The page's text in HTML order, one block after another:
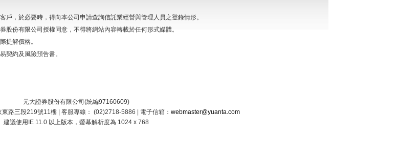
，於必要時，得向本公司申請查詢信託業經營與管理人員之登錄情形。
份有限公司授權同意，不得將網站內容轉載於任何形式媒體。
提解價格。
契約及風險預告書。
元大證券股份有限公司(統編97160609)
路三段219號11樓 | 客服專線： (02)2718-5886 | 電子信箱： webmaster@yuanta.com
建議使用IE 11.0 以上版本，螢幕解析度為 1024 x 768